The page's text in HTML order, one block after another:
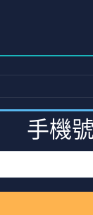
手機